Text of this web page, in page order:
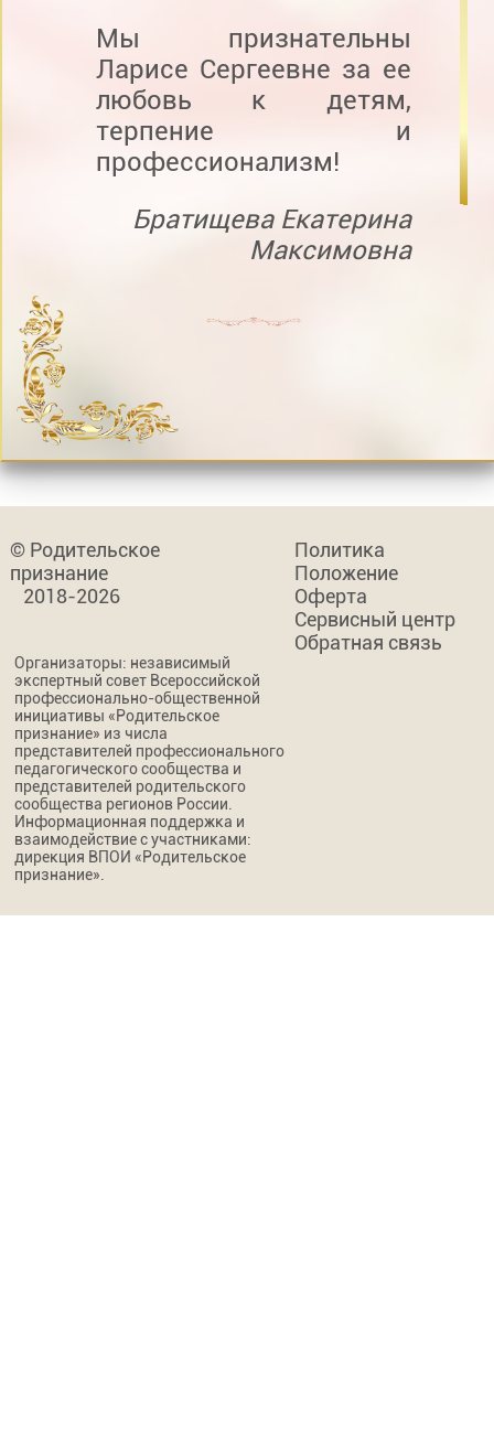
Мы признательны
Ларисе Сергеевне за ее
любовь к детям,
терпение и
профессионализм!
Братищева Екатерина
Максимовна
© Родительское
признание
2018-2026
Политика
Положение
Оферта
Сервисный центр
Обратная связь
Организаторы: независимый
экспертный совет Всероссийской
профессионально-общественной
инициативы «Родительское
признание» из числа
представителей профессионального
педагогического сообщества и
представителей родительского
сообщества регионов России.
Информационная поддержка и
взаимодействие с участниками:
дирекция ВПОИ «Родительское
признание».